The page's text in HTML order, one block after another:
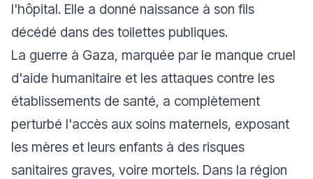
l'hôpital. Elle a donné naissance à son fils
décédé dans des toilettes publiques.
La guerre à Gaza, marquée par le manque cruel
d'aide humanitaire et les attaques contre les
établissements de santé, a complètement
perturbé l'accès aux soins maternels, exposant
les mères et leurs enfants à des risques
sanitaires graves, voire mortels. Dans la région